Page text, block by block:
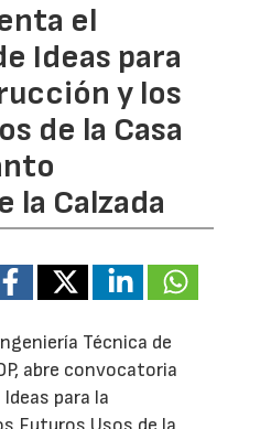
el
Ideas para
y los
de la Casa
la Calzada
Técnica de
abre convocatoria
para la